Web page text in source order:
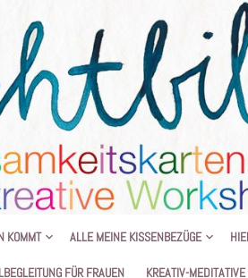
KOMMT ALLE MEINE KISSENBEZÜGE
FÜR FRAUEN KREATIV-